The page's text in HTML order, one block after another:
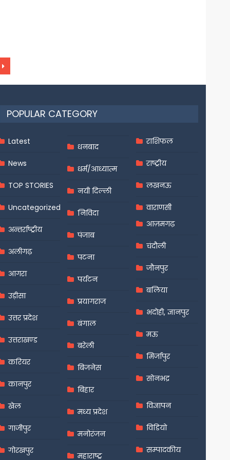
POPULAR CATEGORY
Latest
News
TOP STORIES
Uncategorized
अन्तर्राष्ट्रीय
अलीगढ़
आगरा
उड़ीसा
उत्तर प्रदेश
उत्तराखण्ड
करियर
कानपुर
खेल
गाजीपुर
गोरखपुर
धनबाद
धर्म/आध्यात्म
नयी दिल्ली
निविदा
पंजाब
पटना
पर्यटन
प्रयागराज
बंगाल
बरेली
बिजनेस
बिहार
मध्य प्रदेश
मनोरंजन
महाराष्ट्र
राशिफल
राष्ट्रीय
लखनऊ
वाराणसी
आज़मगढ़
चंदौली
जौनपुर
बलिया
भदोही, ज्ञानपुर
मऊ
मिर्जापुर
सोनभद्र
विज्ञापन
विडियो
सम्पादकीय